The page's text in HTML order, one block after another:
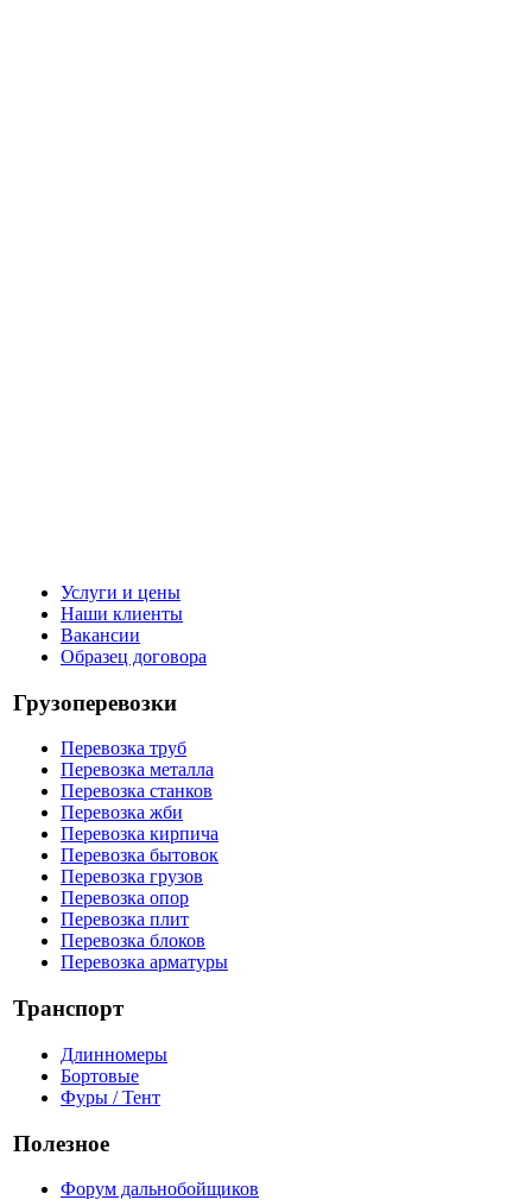
Услуги и цены
Наши клиенты
Вакансии
Образец договора
Грузоперевозки
Перевозка труб
Перевозка металла
Перевозка станков
Перевозка жби
Перевозка кирпича
Перевозка бытовок
Перевозка грузов
Перевозка опор
Перевозка плит
Перевозка блоков
Перевозка арматуры
Транспорт
Длинномеры
Бортовые
Фуры / Тент
Полезное
Форум дальнобойщиков